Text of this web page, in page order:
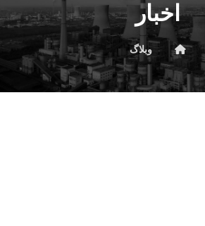
اخبار
وبلاگ